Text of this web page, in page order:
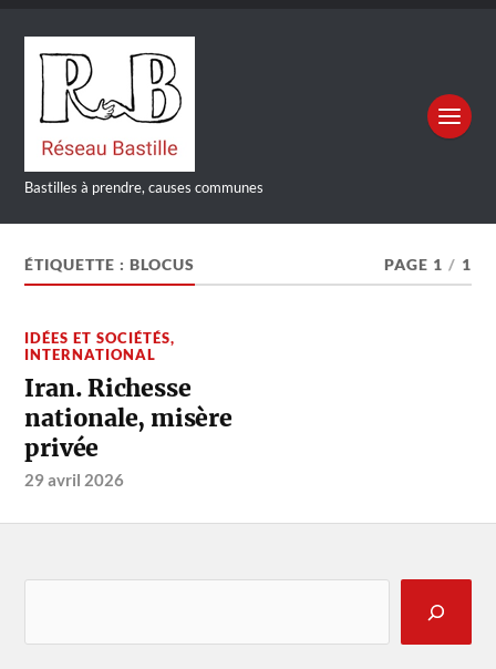
Bastilles à prendre, causes communes
ÉTIQUETTE :BLOCUS PAGE 1 / 1
IDÉES ET SOCIÉTÉS,
INTERNATIONAL
Iran. Richesse
nationale, misère
privée
29 avril 2026